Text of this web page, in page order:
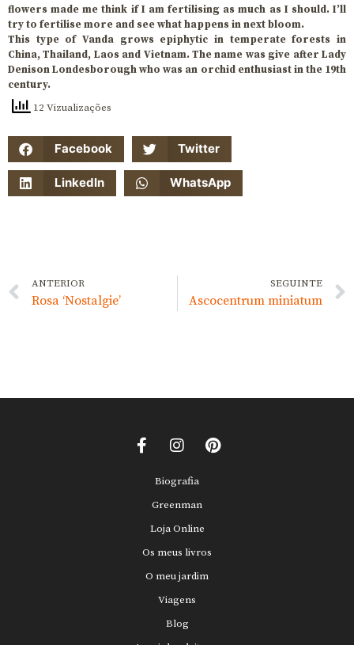
flowers made me think if I am fertilising as much as I should. I’ll
try to fertilise more and see what happens in next bloom.
This type of Vanda grows epiphytic in temperate forests in
China, Thailand, Laos and Vietnam. The name was give after Lady
Denison Londesborough who was an orchid enthusiast in the 19th
century.
12 Vizualizações
Facebook Twitter
LinkedIn WhatsApp
ANTERIOR
Rosa ‘Nostalgie’
SEGUINTE
Ascocentrum miniatum
Biografia
Greenman
Loja Online
Os meus livros
O meu jardim
Viagens
Blog